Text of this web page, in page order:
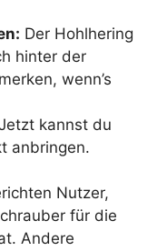
Der Hohlhering
hinter der
wenn’s
kannst du
anbringen.
Nutzer,
für die
Andere